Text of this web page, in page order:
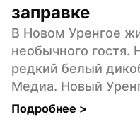
заправке
В Новом Уренгое
необычного гостя.
редкий белый
Медиа. Новый
Подробнее >